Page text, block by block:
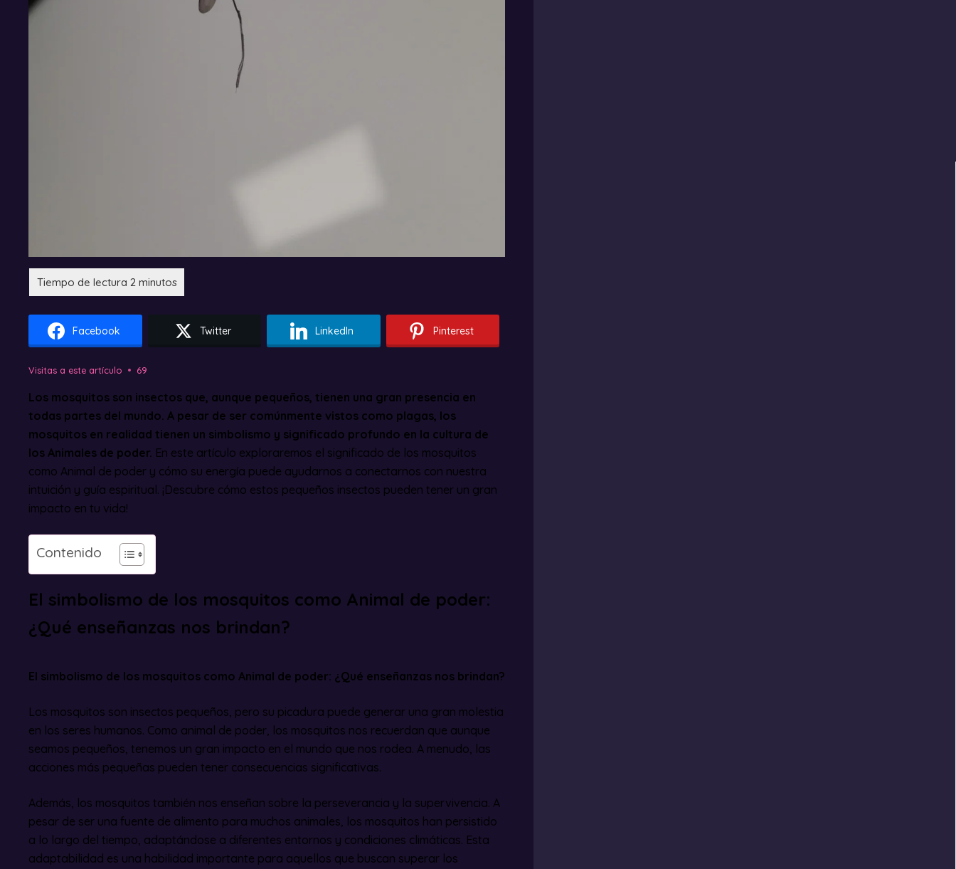
Facebook Twitter LinkedIn Pinterest
Visitas a este artículo 69
Los mosquitos son insectos que, aunque pequeños, tienen una gran presencia en
todas partes del mundo. A pesar de ser comúnmente vistos como plagas, los
mosquitos en realidad tienen un simbolismo y significado profundo en la cultura de
los Animales de poder. En este artículo exploraremos el significado de los mosquitos
como Animal de poder y cómo su energía puede ayudarnos a conectarnos con nuestra
intuición y guía espiritual. ¡Descubre cómo estos pequeños insectos pueden tener un gran
impacto en tu vida!
Contenido
El simbolismo de los mosquitos como Animal de poder:
¿Qué enseñanzas nos brindan?
El simbolismo de los mosquitos como Animal de poder: ¿Qué enseñanzas nos brindan?
Los mosquitos son insectos pequeños, pero su picadura puede generar una gran molestia
en los seres humanos. Como animal de poder, los mosquitos nos recuerdan que aunque
seamos pequeños, tenemos un gran impacto en el mundo que nos rodea. A menudo, las
acciones más pequeñas pueden tener consecuencias significativas.
Además, los mosquitos también nos enseñan sobre la perseverancia y la supervivencia. A
pesar de ser una fuente de alimento para muchos animales, los mosquitos han persistido
a lo largo del tiempo, adaptándose a diferentes entornos y condiciones climáticas. Esta
adaptabilidad es una habilidad importante para aquellos que buscan superar los